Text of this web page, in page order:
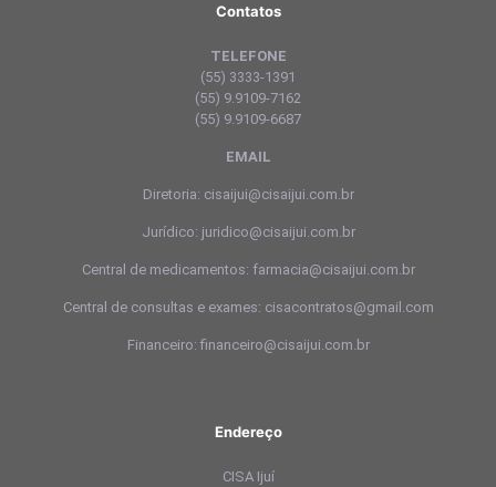
Contatos
TELEFONE
(55) 3333-1391
(55) 9.9109-7162
(55) 9.9109-6687
EMAIL
Diretoria: cisaijui@cisaijui.com.br
Jurídico: juridico@cisaijui.com.br
Central de medicamentos: farmacia@cisaijui.com.br
Central de consultas e exames: cisacontratos@gmail.com
Financeiro: financeiro@cisaijui.com.br
Endereço
CISA Ijuí